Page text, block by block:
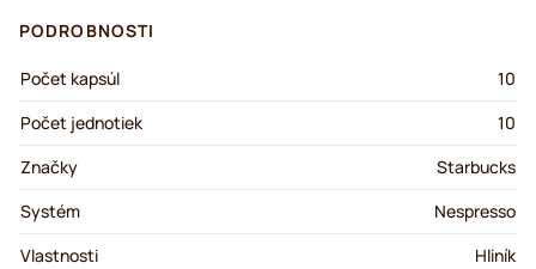
PODROBNOSTI
Počet kapsúl
10
Počet jednotiek
10
Značky
Starbucks
Systém
Nespresso
Vlastnosti
Hliník